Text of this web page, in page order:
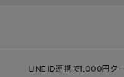
LINE ID連携で1,000円クーポン